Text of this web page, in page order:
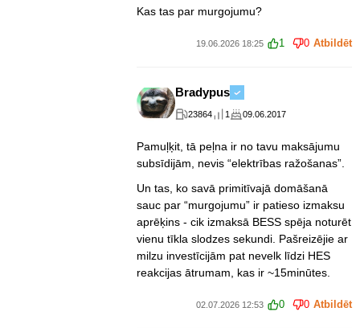
Kas tas par murgojumu?
19.06.2026 18:25 1 0 Atbildēt
Bradypus
23864 1 09.06.2017
Pamuļķit, tā peļna ir no tavu maksājumu
subsīdijām, nevis “elektrības ražošanas”.
Un tas, ko savā primitīvajā domāšanā
sauc par “murgojumu” ir patieso izmaksu
aprēķins - cik izmaksā BESS spēja noturēt
vienu tīkla slodzes sekundi. Pašreizējie ar
milzu investīcijām pat nevelk līdzi HES
reakcijas ātrumam, kas ir ~15minūtes.
02.07.2026 12:53 0 0 Atbildēt